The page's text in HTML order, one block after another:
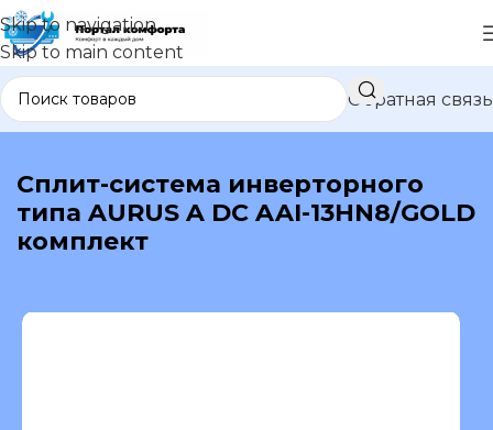
Skip to navigation
Skip to main content
Обратная связь
В каталог
Сплит-система инверторного
типа AURUS A DC AAI-13HN8/GOLD
комплект